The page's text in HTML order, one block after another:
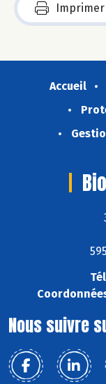
Accueil
Nous suivre